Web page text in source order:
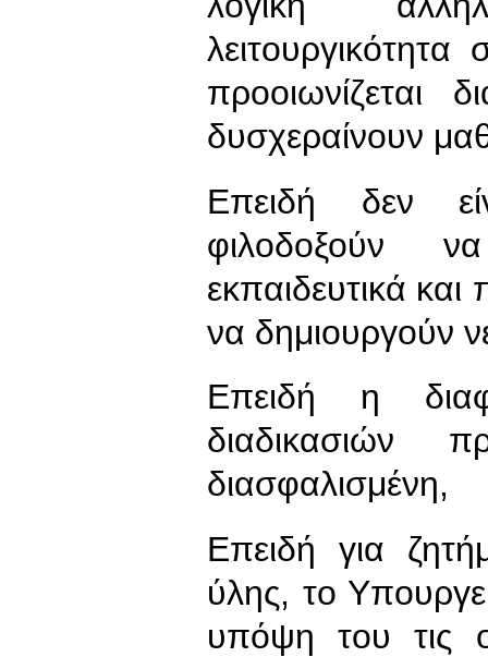
προοιωνίζεται
δυσχεραίνουν
Επειδή δεν
φιλοδοξούν
εκπαιδευτικά
να δημιουργούν
Επειδή η
διαδικασιών
διασφαλισμένη,
Επειδή για
ύλης, το
υπόψη του τις